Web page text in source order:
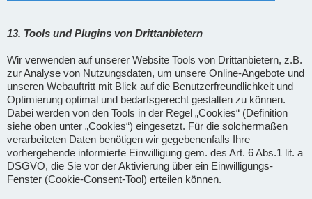
13. Tools und Plugins von Drittanbietern
Wir verwenden auf unserer Website Tools von Drittanbietern, z.B.
zur Analyse von Nutzungsdaten, um unsere Online-Angebote und
unseren Webauftritt mit Blick auf die Benutzerfreundlichkeit und
Optimierung optimal und bedarfsgerecht gestalten zu können.
Dabei werden von den Tools in der Regel „Cookies“ (Definition
siehe oben unter „Cookies“) eingesetzt. Für die solchermaßen
verarbeiteten Daten benötigen wir gegebenenfalls Ihre
vorhergehende informierte Einwilligung gem. des Art. 6 Abs.1 lit. a
DSGVO, die Sie vor der Aktivierung über ein Einwilligungs-
Fenster (Cookie-Consent-Tool) erteilen können.